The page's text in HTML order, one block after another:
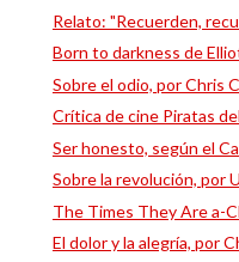
Relato: "Recuerden,
Born to darkness de
Sobre el odio, por Chris
Crítica de cine Piratas
Ser honesto, según el
Sobre la revolución, por
The Times They Are a-
El dolor y la alegría, por